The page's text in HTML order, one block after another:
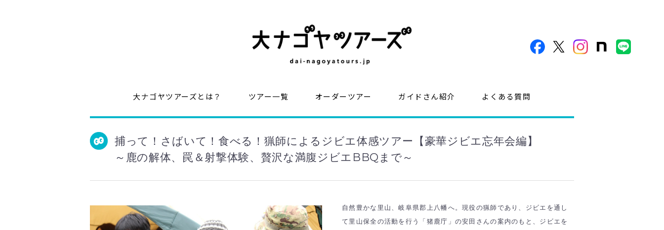
大ナゴヤツアーズとは？ ツアー一覧 オーダーツアー ガイドさん紹介 よくある質問
捕って！さばいて！食べる！猟師によるジビエ体感ツアー【豪華ジビエ忘年会編】
～鹿の解体、罠＆射撃体験、贅沢な満腹ジビエBBQまで～
自然豊かな里山、岐阜県郡上八幡へ。現役の猟師であり、ジビエを通し
て里山保全の活動を行う「猪鹿庁」の安田さんの案内のもと、ジビエを